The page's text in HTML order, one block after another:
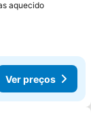
aquecidoVer
Ver preços